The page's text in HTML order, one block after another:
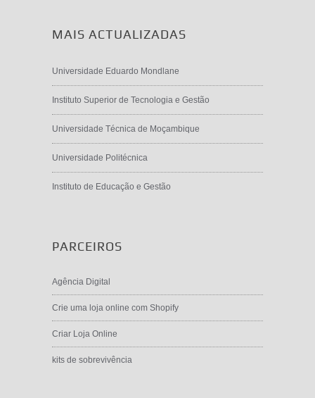
MAIS ACTUALIZADAS
Universidade Eduardo Mondlane
Instituto Superior de Tecnologia e Gestão
Universidade Técnica de Moçambique
Universidade Politécnica
Instituto de Educação e Gestão
PARCEIROS
Agência Digital
Crie uma loja online com Shopify
Criar Loja Online
kits de sobrevivência